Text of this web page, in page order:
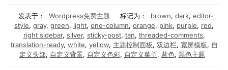
发表于： Wordpress免费主题 标记为： brown, dark, editor-
style, gray, green, light, one-column, orange, pink, purple, red,
right sidebar, silver, sticky-post, tan, threaded-comments,
translation-ready, white, yellow, 主题控制面板, 双边栏, 宽屏模板, 自
定义头部, 自定义背景, 自定义色彩, 自定义菜单, 蓝色, 黑色主题